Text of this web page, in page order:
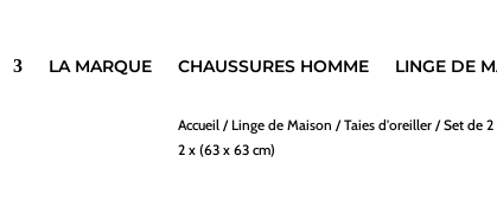
LA MARQUE CHAUSSURES HOMME LINGE DE
Accueil / Linge de Maison /Taies d'oreiller / Set de
2 x (63 x 63 cm)